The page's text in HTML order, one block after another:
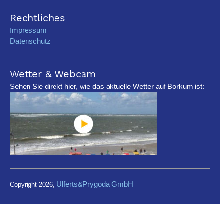
Rechtliches
Impressum
Datenschutz
Wetter & Webcam
Sehen Sie direkt hier, wie das aktuelle Wetter auf Borkum ist:
Copyright 2026, Ulferts&Prygoda GmbH